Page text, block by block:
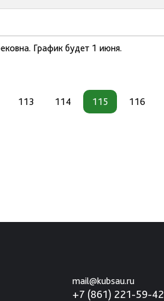
График будет 1 июня.
113 114 115 116
mail@kubsau.ru
+7 (861) 221-59-42